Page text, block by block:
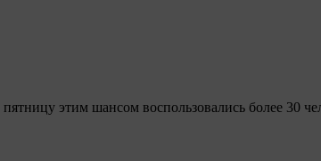
этим шансом воспользовались более 30